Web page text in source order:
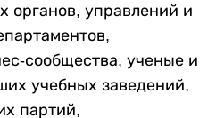
органов, управлений и
сообщества, ученые и
учебных заведений,
партий,